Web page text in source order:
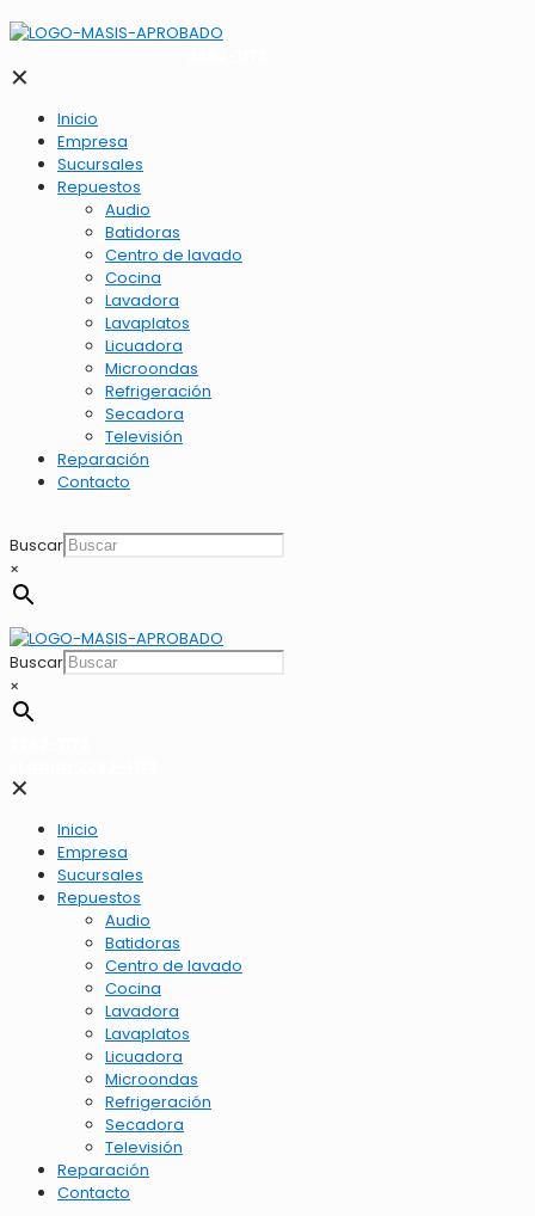
✕
Inicio
Empresa
Sucursales
Repuestos
Audio
Batidoras
Centro de lavado
Cocina
Lavadora
Lavaplatos
Licuadora
Microondas
Refrigeración
Secadora
Televisión
Reparación
Contacto
Buscar
×
Buscar
×
✕
Inicio
Empresa
Sucursales
Repuestos
Audio
Batidoras
Centro de lavado
Cocina
Lavadora
Lavaplatos
Licuadora
Microondas
Refrigeración
Secadora
Televisión
Reparación
Contacto